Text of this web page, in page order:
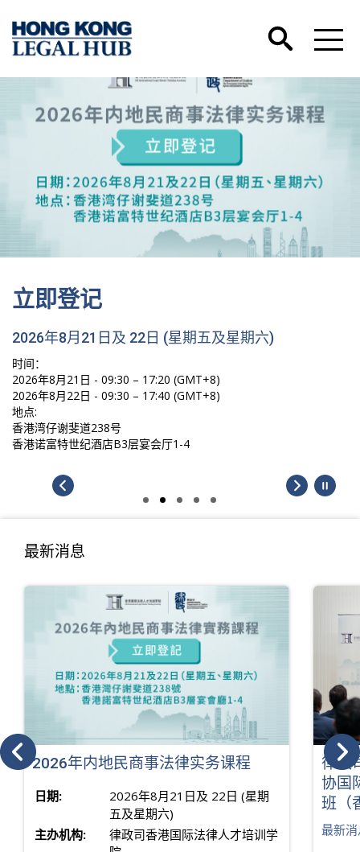
立即登记
2026年8月21日及 22日 (星期五及星期六)
时间：
2026年8月21日 - 09:30 – 17:20 (GMT+8)
2026年8月22日 - 09:30 – 17:40 (GMT+8)
地点:
香港湾仔谢斐道238号
香港诺富特世纪酒店B3层宴会厅1-4
最新消息
2026年内地民商事法律实务课程
日期:
2026年8月21日及 22日 (星期
五及星期六)
主办机构:
律政司香港国际法律人才培训学
律政
协国
班（
最新